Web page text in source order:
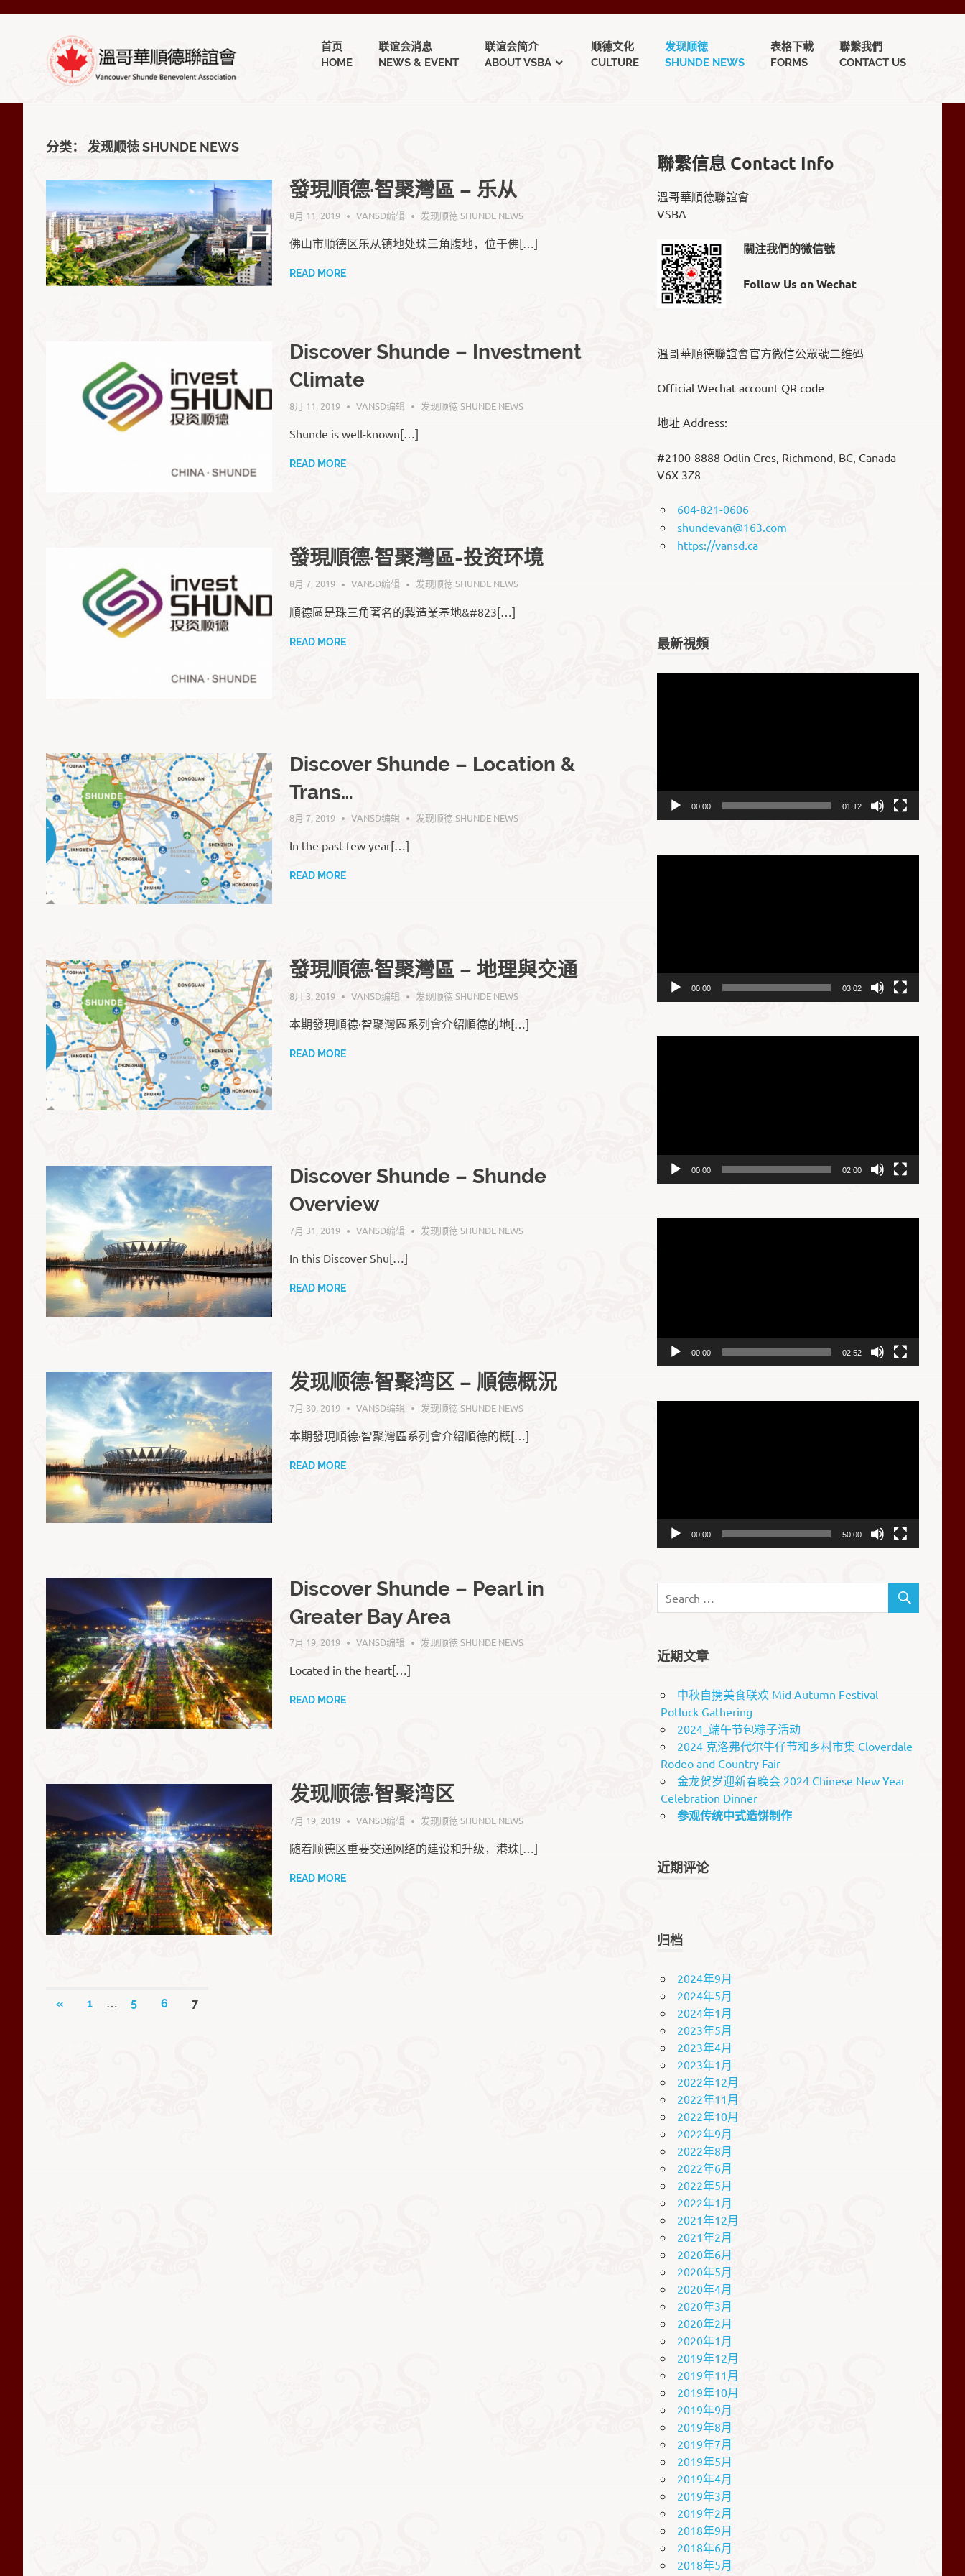
順
德
聯
華
順
聯
誼
會
Official
Site
首页
HOME
联谊会消息
NEWS & EVENT
联谊会简介
ABOUT VSBA
顺德文化
CULTURE
发现顺徳
SHUNDE NEWS
表格下載
FORMS
聯繫我們
CONTACT US
分类： 发现顺徳 SHUNDE NEWS
發現順德·智聚灣區 – 乐从
8月 11, 2019 VANSD编辑 发现顺徳 SHUNDE NEWS
佛山市顺德区乐从镇地处珠三角腹地，位于佛[…]
READ MORE
Discover Shunde – Investment
Climate
8月 11, 2019 VANSD编辑 发现顺徳 SHUNDE NEWS
Shunde is well-known[…]
READ MORE
發現順德·智聚灣區-投资环境
8月 7, 2019 VANSD编辑 发现顺徳 SHUNDE NEWS
順德區是珠三角著名的製造業基地&#823[…]
READ MORE
Discover Shunde – Location &
Trans…
8月 7, 2019 VANSD编辑 发现顺徳 SHUNDE NEWS
In the past few year[…]
READ MORE
發現順德·智聚灣區 – 地理與交通
8月 3, 2019 VANSD编辑 发现顺徳 SHUNDE NEWS
本期發現順德·智聚灣區系列會介紹順德的地[…]
READ MORE
Discover Shunde – Shunde
Overview
7月 31, 2019 VANSD编辑 发现顺徳 SHUNDE NEWS
In this Discover Shu[…]
READ MORE
发现顺德·智聚湾区 – 順德概況
7月 30, 2019 VANSD编辑 发现顺徳 SHUNDE NEWS
本期發現順德·智聚灣區系列會介紹順德的概[…]
READ MORE
Discover Shunde – Pearl in
Greater Bay Area
7月 19, 2019 VANSD编辑 发现顺徳 SHUNDE NEWS
Located in the heart[…]
READ MORE
发现顺德·智聚湾区
7月 19, 2019 VANSD编辑 发现顺徳 SHUNDE NEWS
随着顺德区重要交通网络的建设和升级，港珠[…]
READ MORE
文
«PREVIOUS
1 5 6 7
聯繫信息 Contact Info
溫哥華順德聯誼會
VSBA
關注我們的微信號
Follow Us on Wechat
溫哥華順德聯誼會官方微信公眾號二维码
Official Wechat account QR code
地址 Address:
#2100-8888 Odlin Cres, Richmond, BC, Canada
V6X 3Z8
604-821-0606
shundevan@163.com
https://vansd.ca
最新視頻
00:00 01:12
00:00 03:02
00:00 02:00
00:00 02:52
00:00 50:00
近期文章
中秋自携美食联欢 Mid Autumn Festival
Potluck Gathering
2024_端午节包粽子活动
2024 克洛弗代尔牛仔节和乡村市集 Cloverdale
Rodeo and Country Fair
金龙贺岁迎新春晚会 2024 Chinese New Year
Celebration Dinner
参观传统中式造饼制作
近期评论
归档
2024年9月
2024年5月
2024年1月
2023年5月
2023年4月
2023年1月
2022年12月
2022年11月
2022年10月
2022年9月
2022年8月
2022年6月
2022年5月
2022年1月
2021年12月
2021年2月
2020年6月
2020年5月
2020年4月
2020年3月
2020年2月
2020年1月
2019年12月
2019年11月
2019年10月
2019年9月
2019年8月
2019年7月
2019年5月
2019年4月
2019年3月
2019年2月
2018年9月
2018年6月
2018年5月